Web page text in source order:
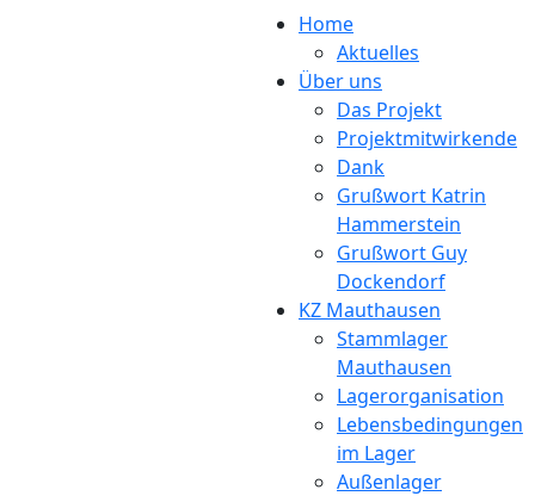
Home
Aktuelles
Über uns
Das Projekt
Projektmitwirkende
Dank
Grußwort Katrin
Hammerstein
Grußwort Guy
Dockendorf
KZ Mauthausen
Stammlager
Mauthausen
Lagerorganisation
Lebensbedingungen
im Lager
Außenlager